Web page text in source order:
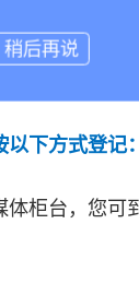
件，即可入
下方式登记：
体柜台，您可
稍后再说